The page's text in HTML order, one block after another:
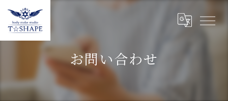
お問い合わせ